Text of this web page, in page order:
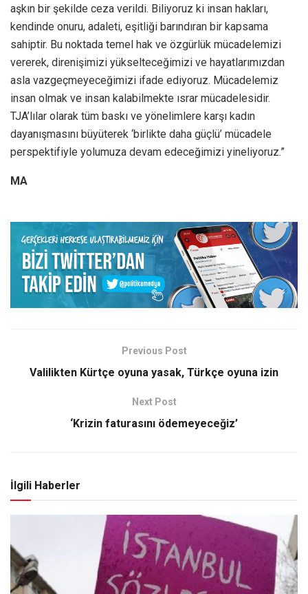
aşkın bir şekilde ceza verildi. Biliyoruz ki insan hakları,
kendinde onuru, adaleti, eşitliği barındıran bir kapsama
sahiptir. Bu noktada temel hak ve özgürlük mücadelemizi
vererek, direnişimizi yükselteceğimizi ve hayatlarımızdan
asla vazgeçmeyeceğimizi ifade ediyoruz. Mücadelemiz
insan olmak ve insan kalabilmekte ısrar mücadelesidir.
TJA’lılar olarak tüm baskı ve yönelimlere karşı kadın
dayanışmasını büyüterek ‘birlikte daha güçlü’ mücadele
perspektifiyle yolumuza devam edeceğimizi yineliyoruz.”
MA
Previous Post
Valilikten Kürtçe oyuna yasak, Türkçe oyuna izin
Next Post
‘Krizin faturasını ödemeyeceğiz’
İlgili Haberler